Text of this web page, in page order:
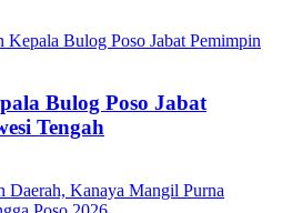
Bulog Poso Jabat
Tengah